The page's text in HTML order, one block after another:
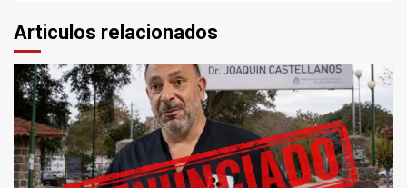
Articulos relacionados